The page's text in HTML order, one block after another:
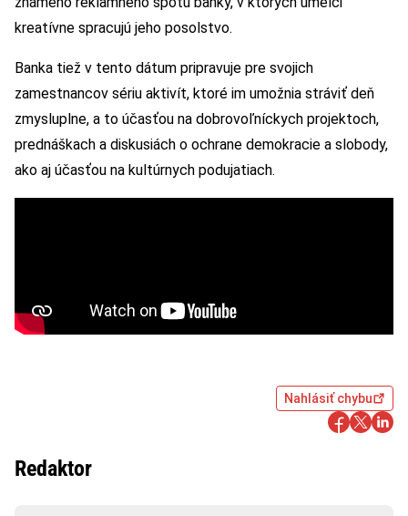
kreatívne spracujú jeho posolstvo.
Banka tiež v tento dátum pripravuje pre svojich
zamestnancov sériu aktivít, ktoré im umožnia stráviť deň
zmysluplne, a to účasťou na dobrovoľníckych projektoch,
prednáškach a diskusiách o ochrane demokracie a slobody,
ako aj účasťou na kultúrnych podujatiach.
Nahlásiť chybu
Redaktor